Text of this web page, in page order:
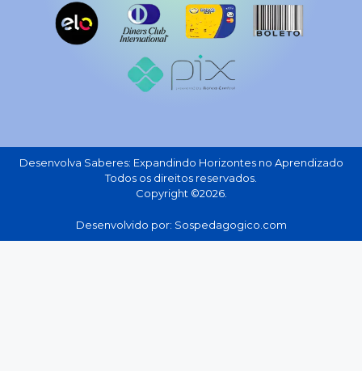
Desenvolva Saberes: Expandindo Horizontes no Aprendizado
Todos os direitos reservados.
Copyright ©2026.
Desenvolvido por: Sospedagogico.com